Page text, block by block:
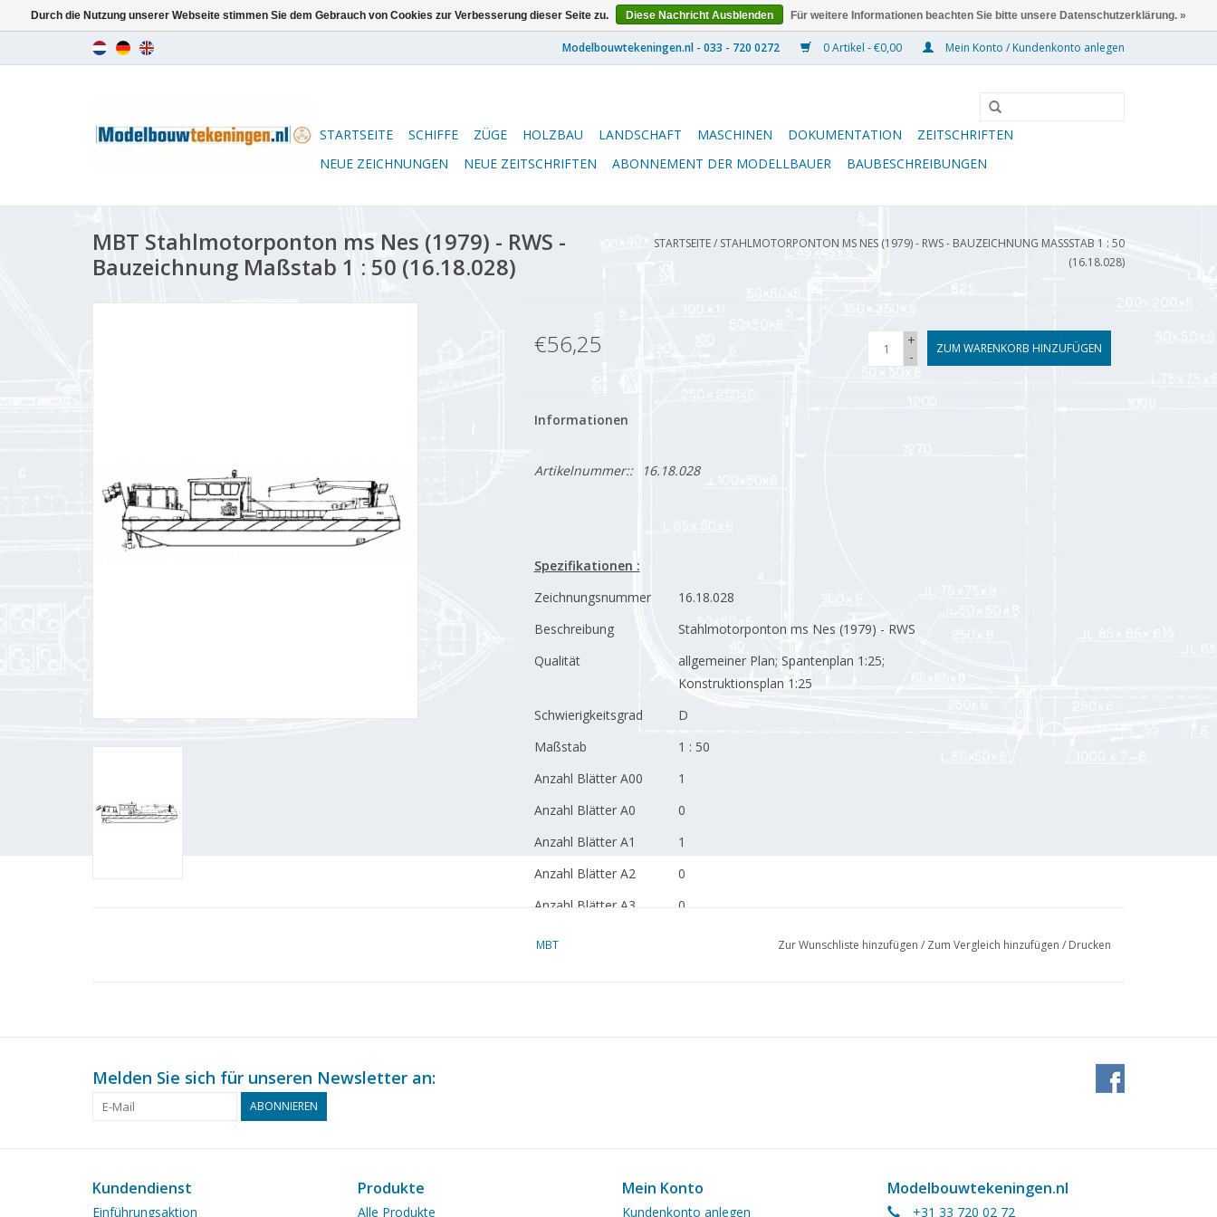
0 Artikel - €0,00 Mein Konto / Kundenkonto anlegen
STARTSEITE SCHIFFE ZÜGE HOLZBAU LANDSCHAFT MASCHINEN DOKUMENTATION
ZEITSCHRIFTEN
NEUE ZEICHNUNGEN
NEUE ZEITSCHRIFTEN ABONNEMENT DER MODELLBAUER BAUBESCHREIBUNGEN
MBT Stahlmotorponton ms Nes (1979) - RWS -
Bauzeichnung Maßstab 1 : 50 (16.18.028)
STARTSEITE/ STAHLMOTORPONTON MS NES (1979) - RWS - BAUZEICHNUNG MASSSTAB 1 : 50 (
16.18.028)
€56,25
+
-
ZUM WARENKORB HINZUFÜGEN
Informationen
Artikelnummer:: 16.18.028
Spezifikationen :
Zeichnungsnummer
16.18.028
Beschreibung
Stahlmotorponton ms Nes (1979) - RWS
Qualität
allgemeiner Plan; Spantenplan 1:25;
Konstruktionsplan 1:25
Schwierigkeitsgrad
D
Maßstab
1 : 50
Anzahl Blätter A00
1
Anzahl Blätter A0
0
Anzahl Blätter A1
1
Anzahl Blätter A2
0
Anzahl Blätter A3
0
Anzahl Blätter A4
MBT Zur Wunschliste hinzufügen / Zum Vergleich hinzufügen / Drucken
Melden Sie sich für unseren Newsletter an:
ABONNIEREN
Kundendienst
Einführungsaktion
Produkte
Alle Produkte
Mein Konto
Kundenkonto anlegen
Modelbouwtekeningen.nl
+31 33 720 02 72
Durch die Nutzung unserer Webseite stimmen Sie dem Gebrauch von Cookies zur Verbesserung dieser Seite zu. Diese Nachricht Ausblenden Für weitere Informationen beachten Sie bitte unsere Datenschutzerklärung. »